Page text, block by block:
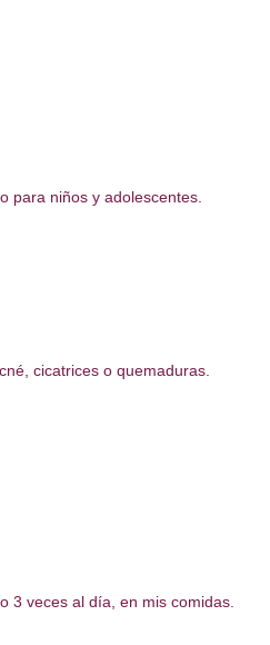
para niños y adolescentes.
cicatrices o quemaduras.
3 veces al día, en mis comidas.